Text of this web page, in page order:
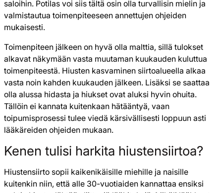
saloihin. Potilas voi siis tältä osin olla turvallisin mielin ja
valmistautua toimenpiteeseen annettujen ohjeiden
mukaisesti.
Toimenpiteen jälkeen on hyvä olla malttia, sillä tulokset
alkavat näkymään vasta muutaman kuukauden kuluttua
toimenpiteestä. Hiusten kasvaminen siirtoalueella alkaa
vasta noin kahden kuukauden jälkeen. Lisäksi se saattaa
olla alussa hidasta ja hiukset ovat aluksi hyvin ohuita.
Tällöin ei kannata kuitenkaan hätääntyä, vaan
toipumisprosessi tulee viedä kärsivällisesti loppuun asti
lääkäreiden ohjeiden mukaan.
Kenen tulisi harkita hiustensiirtoa?
Hiustensiirto sopii kaikenikäisille miehille ja naisille
kuitenkin niin, että alle 30-vuotiaiden kannattaa ensiksi